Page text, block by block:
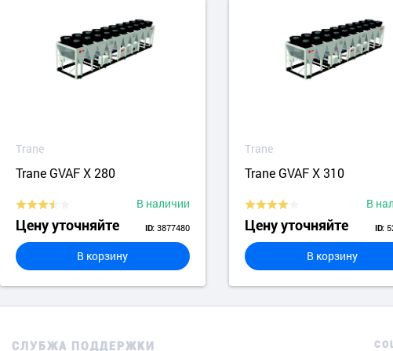
Trane
Trane GVAF X 280
В наличии
Цену уточняйте ID: 3877480
В корзину
Trane
Trane GVAF X 310
В
Цену уточняйте ID:
В корзину
СЛУБЖА ПОДДЕРЖКИ